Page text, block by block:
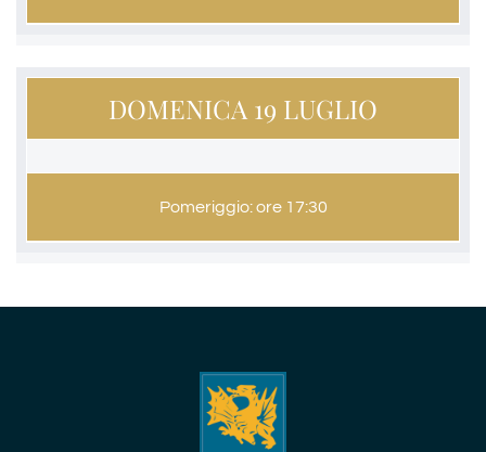
DOMENICA 19 LUGLIO
Pomeriggio: ore 17:30